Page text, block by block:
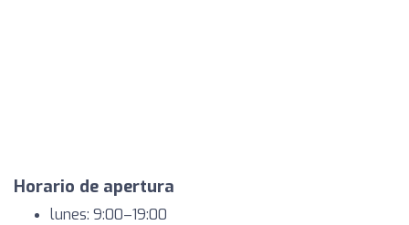
Horario de apertura
lunes: 9:00–19:00